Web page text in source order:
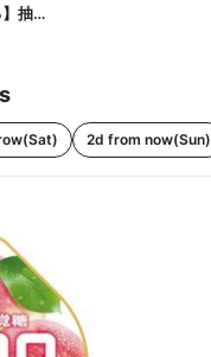
【ファミペイでスタンプ貯まる】抽選でペアチケットが当たる!
2d from now(Sun)